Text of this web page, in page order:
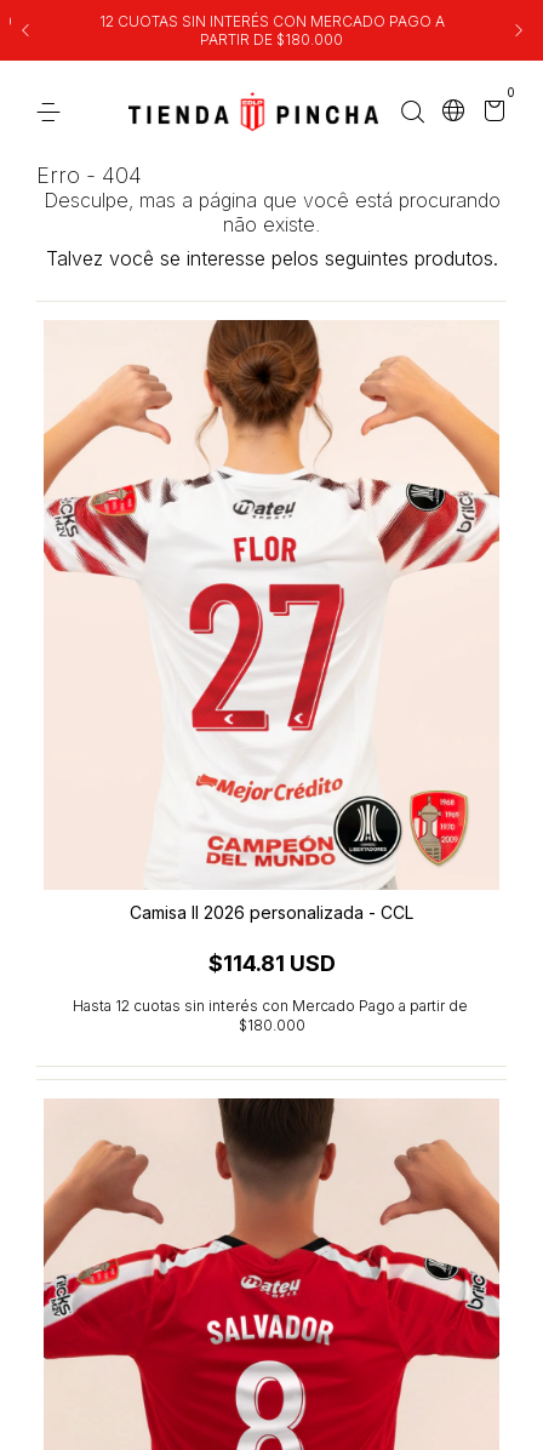
12 CUOTAS SIN INTERÉS CON MERCADO PAGO A
PARTIR DE $180.000
0
Erro - 404
Desculpe, mas a página que você está procurando
não existe.
Talvez você se interesse pelos seguintes produtos.
Camisa II 2026 personalizada - CCL
$114.81 USD